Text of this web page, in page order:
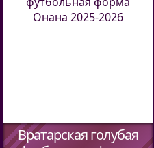
Вратарская голубая